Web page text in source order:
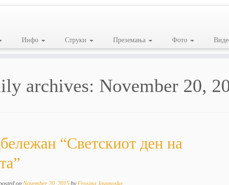
Инфо Струки Преземања Фото
archives: November 20,
“Светскиот ден на
on November 20, 2015 byFrosina Jovanoska